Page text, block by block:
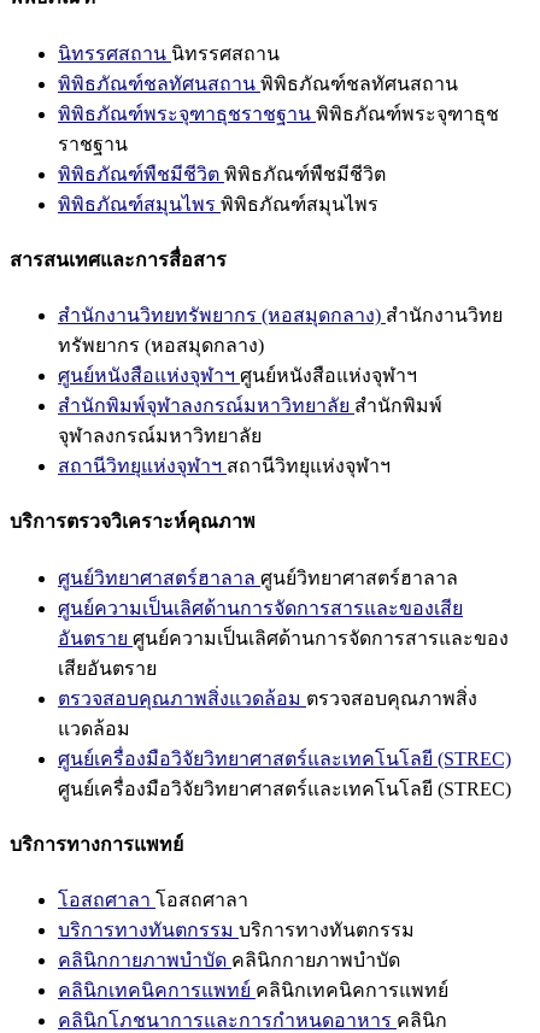
นิทรรศสถาน นิทรรศสถาน
พิพิธภัณฑ์ชลทัศนสถาน พิพิธภัณฑ์ชลทัศนสถาน
พิพิธภัณฑ์พระจุฑาธุชราชฐาน พิพิธภัณฑ์พระจุฑาธุช
ราชฐาน
พิพิธภัณฑ์พืชมีชีวิต พิพิธภัณฑ์พืชมีชีวิต
พิพิธภัณฑ์สมุนไพร พิพิธภัณฑ์สมุนไพร
สารสนเทศและการสื่อสาร
สำนักงานวิทยทรัพยากร (หอสมุดกลาง) สำนักงานวิทย
ทรัพยากร (หอสมุดกลาง)
ศูนย์หนังสือแห่งจุฬาฯ ศูนย์หนังสือแห่งจุฬาฯ
สำนักพิมพ์จุฬาลงกรณ์มหาวิทยาลัย สำนักพิมพ์
จุฬาลงกรณ์มหาวิทยาลัย
สถานีวิทยุแห่งจุฬาฯ สถานีวิทยุแห่งจุฬาฯ
บริการตรวจวิเคราะห์คุณภาพ
ศูนย์วิทยาศาสตร์ฮาลาล ศูนย์วิทยาศาสตร์ฮาลาล
ศูนย์ความเป็นเลิศด้านการจัดการสารและของเสีย
อันตราย ศูนย์ความเป็นเลิศด้านการจัดการสารและของ
เสียอันตราย
ตรวจสอบคุณภาพสิ่งแวดล้อม ตรวจสอบคุณภาพสิ่ง
แวดล้อม
ศูนย์เครื่องมือวิจัยวิทยาศาสตร์และเทคโนโลยี (STREC)
ศูนย์เครื่องมือวิจัยวิทยาศาสตร์และเทคโนโลยี (STREC)
บริการทางการแพทย์
โอสถศาลา โอสถศาลา
บริการทางทันตกรรม บริการทางทันตกรรม
คลินิกกายภาพบำบัด คลินิกกายภาพบำบัด
คลินิกเทคนิคการแพทย์ คลินิกเทคนิคการแพทย์
คลินิกโภชนาการและการกำหนดอาหาร คลินิก